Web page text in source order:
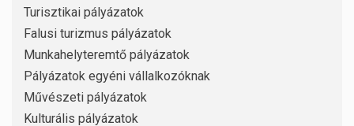
Turisztikai pályázatok
Falusi turizmus pályázatok
Munkahelyteremtő pályázatok
Pályázatok egyéni vállalkozóknak
Művészeti pályázatok
Kulturális pályázatok